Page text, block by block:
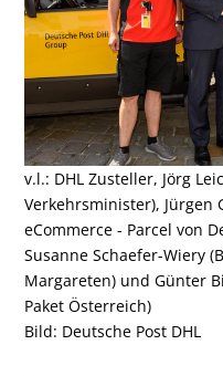
v.l.: DHL Zusteller, Jörg
Verkehrsminister), Jürgen
eCommerce - Parcel von
Susanne Schaefer-Wiery
Margareten) und Günter
Paket Österreich)
Bild: Deutsche Post DHL